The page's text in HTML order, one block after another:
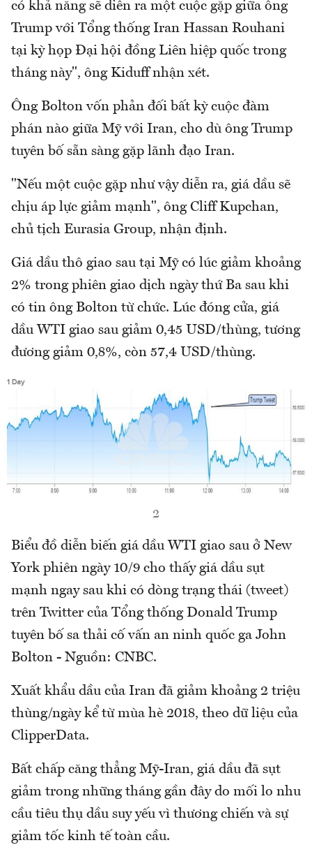
có khả năng sẽ diễn ra một cuộc gặp giữa ông
Trump với Tổng thống Iran Hassan Rouhani
tại kỳ họp Đại hội đồng Liên hiệp quốc trong
tháng này", ông Kiduff nhận xét.
Ông Bolton vốn phản đối bất kỳ cuộc đàm
phán nào giữa Mỹ với Iran, cho dù ông Trump
tuyên bố sẵn sàng gặp lãnh đạo Iran.
"Nếu một cuộc gặp như vậy diễn ra, giá dầu sẽ
chịu áp lực giảm mạnh", ông Cliff Kupchan,
chủ tịch Eurasia Group, nhận định.
Giá dầu thô giao sau tại Mỹ có lúc giảm khoảng
2% trong phiên giao dịch ngày thứ Ba sau khi
có tin ông Bolton từ chức. Lúc đóng cửa, giá
dầu WTI giao sau giảm 0,45 USD/thùng, tương
đương giảm 0,8%, còn 57,4 USD/thùng.
2
Biểu đồ diễn biến giá dầu WTI giao sau ở New
York phiên ngày 10/9 cho thấy giá dầu sụt
mạnh ngay sau khi có dòng trạng thái (tweet)
trên Twitter của Tổng thống Donald Trump
tuyên bố sa thải cố vấn an ninh quốc ga John
Bolton - Nguồn: CNBC.
Xuất khẩu dầu của Iran đã giảm khoảng 2 triệu
thùng/ngày kể từ mùa hè 2018, theo dữ liệu của
ClipperData.
Bất chấp căng thẳng Mỹ-Iran, giá dầu đã sụt
giảm trong những tháng gần đây do mối lo nhu
cầu tiêu thụ dầu suy yếu vì thương chiến và sự
giảm tốc kinh tế toàn cầu.